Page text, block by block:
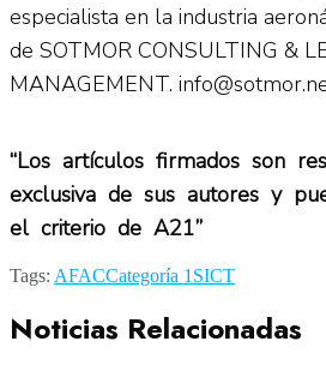
especialista en la industria
de SOTMOR CONSULTING &
MANAGEMENT.
“Los artículos firmados son
exclusiva de sus autores y
el criterio de A21”
Tags: AFACCategoría 1 SICT
Noticias Relacionadas